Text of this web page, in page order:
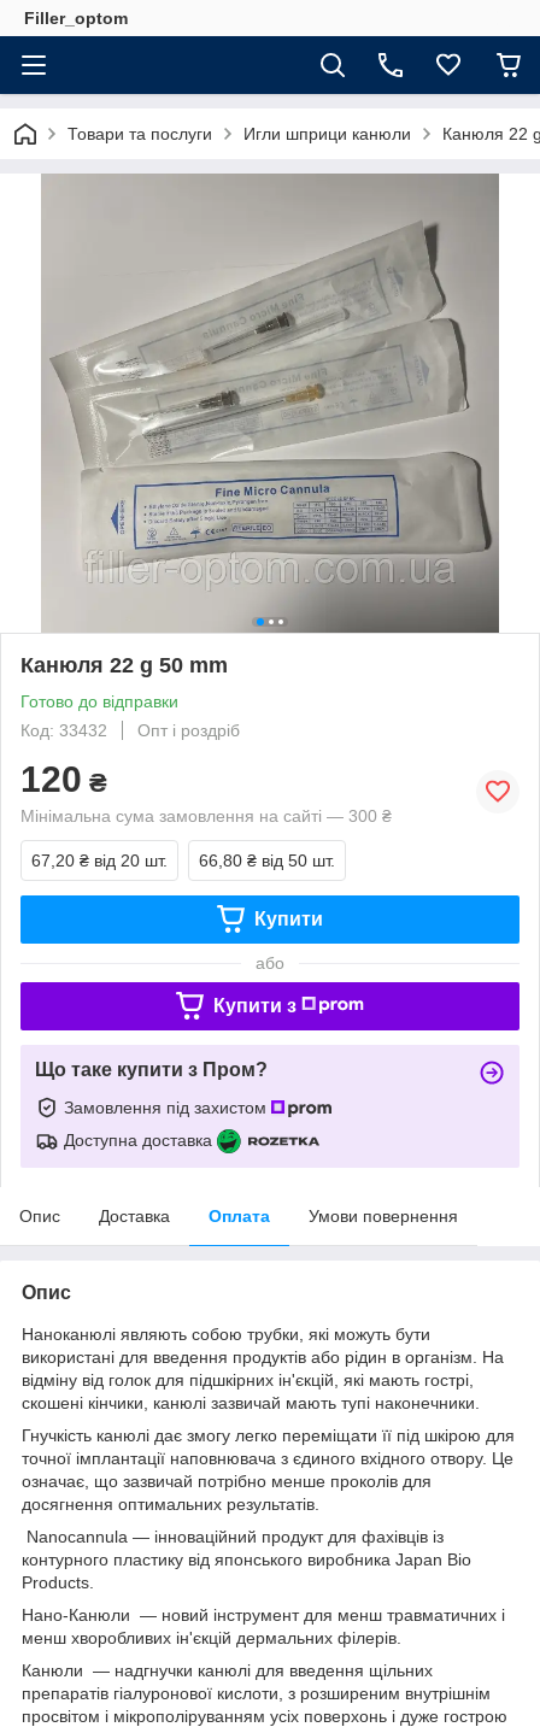
Filler_optom
Товари та послуги Игли шприци канюли Канюля 22
Канюля 22 g 50 mm
Готово до відправки
Код: 33432
Опт і роздріб
120 ₴
Мінімальна сума замовлення на сайті — 300 ₴
67,20 ₴ від 20 шт. 66,80 ₴ від 50 шт.
Купити
або
Купити з
Що таке купити з Пром?
Замовлення під захистом
Доступна доставка
Опис Доставка Оплата Умови повернення
Опис
Наноканюлі являють собою трубки, які можуть бути
використані для введення продуктів або рідин в організм. На
відміну від голок для підшкірних ін'єкцій, які мають гострі,
скошені кінчики, канюлі зазвичай мають тупі наконечники.
Гнучкість канюлі дає змогу легко переміщати її під шкірою для
точної імплантації наповнювача з єдиного вхідного отвору. Це
означає, що зазвичай потрібно менше проколів для
досягнення оптимальних результатів.
Nanocannula — інноваційний продукт для фахівців із
контурного пластику від японського виробника Japan Bio
Products.
Нано-Канюли — новий інструмент для менш травматичних і
менш хворобливих ін'єкцій дермальних філерів.
Канюли — надгнучки канюлі для введення щільних
препаратів гіалуронової кислоти, з розширеним внутрішнім
просвітом і мікрополіруванням усіх поверхонь і дуже гострою